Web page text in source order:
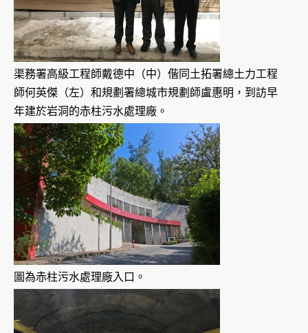
渠務署高級工程師戴德中（中）偕同土拓署總土力工程
師何英傑（左）和規劃署總城市規劃師盧惠明，到訪早
年建於岩洞的赤柱污水處理廠。
圖為赤柱污水處理廠入口。